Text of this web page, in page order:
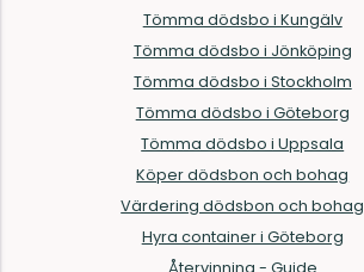
Tömma dödsbo i Kungälv
Tömma dödsbo i Jönköping
Tömma dödsbo i Stockholm
Tömma dödsbo i Göteborg
Tömma dödsbo i Uppsala
Köper dödsbon och bohag
Värdering dödsbon och bohag
Hyra container i Göteborg
Återvinning - Guide